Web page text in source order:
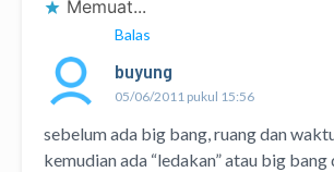
Memuat...
Balas
buyung
05/06/2011 pukul 15:56
sebelum ada big bang, ruang dan
kemudian ada “ledakan” atau big